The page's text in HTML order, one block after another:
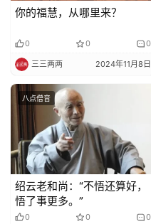
你的福慧，从哪里来？
0 0 0
三三两两 2024年11月8日
八点僧音
绍云老和尚：“不悟还算好，
悟了事更多。”
0 0 0